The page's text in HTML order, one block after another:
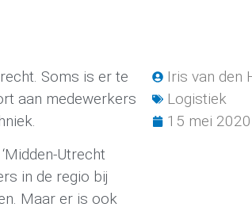
Soms is er te
aan medewerkers
Utrecht
in de regio bij
Maar er is ook
Iris van den
Logistiek
15 mei 2020